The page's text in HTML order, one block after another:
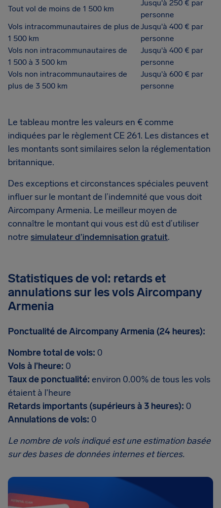
Tout vol de moins de 1 500 km
Jusqu'à 250 € par
personne
Vols intracommunautaires de plus de
1 500 km
Jusqu'à 400 € par
personne
Vols non intracommunautaires de
1 500 à 3 500 km
Jusqu'à 400 € par
personne
Vols non intracommunautaires de
plus de 3 500 km
Jusqu'à 600 € par
personne
Le tableau montre les valeurs en € comme
indiquées par le règlement CE 261. Les distances et
les montants sont similaires selon la réglementation
britannique.
Des exceptions et circonstances spéciales peuvent
influer sur le montant de l’indemnité que vous doit
Aircompany Armenia. Le meilleur moyen de
connaître le montant qui vous est dû est d’utiliser
notre simulateur d’indemnisation gratuit.
Statistiques de vol: retards et
annulations sur les vols Aircompany
Armenia
Ponctualité de Aircompany Armenia (24 heures):
Nombre total de vols: 0
Vols à l’heure: 0
Taux de ponctualité: environ 0.00% de tous les vols
étaient à l'heure
Retards importants (supérieurs à 3 heures): 0
Annulations de vols: 0
Le nombre de vols indiqué est une estimation basée
sur des bases de données internes et tierces.